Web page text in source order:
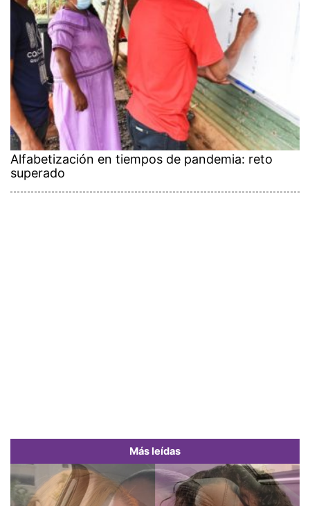
Alfabetización en tiempos de pandemia: reto
superado
Más leídas